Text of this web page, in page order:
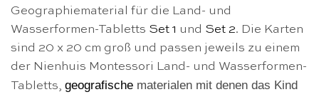
Geographiematerial für die Land- und
Wasserformen-Tabletts Set 1 und Set 2. Die Karten
sind 20 x 20 cm groß und passen jeweils zu einem
der Nienhuis Montessori Land- und Wasserformen-
Tabletts, geografische materialen mit denen das Kind